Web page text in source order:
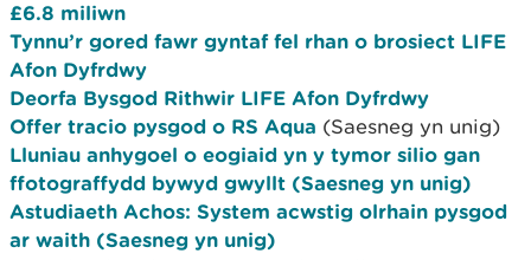
£6.8 miliwn
Tynnu’r gored fawr gyntaf fel rhan o brosiect LIFE
Afon Dyfrdwy
Deorfa Bysgod Rithwir LIFE Afon Dyfrdwy
Offer tracio pysgod o RS Aqua (Saesneg yn unig)
Lluniau anhygoel o eogiaid yn y tymor silio gan
ffotograffydd bywyd gwyllt (Saesneg yn unig)
Astudiaeth Achos: System acwstig olrhain pysgod
ar waith (Saesneg yn unig)